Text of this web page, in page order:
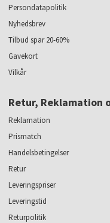
Persondatapolitik
Nyhedsbrev
Tilbud spar 20-60%
Gavekort
Vilkår
Retur, Reklamation
Reklamation
Prismatch
Handelsbetingelser
Retur
Leveringspriser
Leveringstid
Returpolitik